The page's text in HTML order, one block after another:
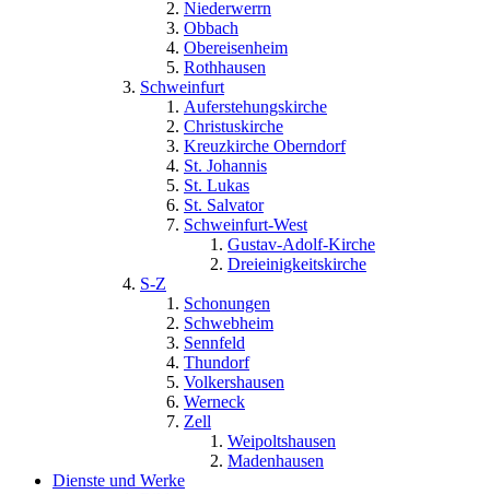
Niederwerrn
Obbach
Obereisenheim
Rothhausen
Schweinfurt
Auferstehungskirche
Christuskirche
Kreuzkirche Oberndorf
St. Johannis
St. Lukas
St. Salvator
Schweinfurt-West
Gustav-Adolf-Kirche
Dreieinigkeitskirche
S-Z
Schonungen
Schwebheim
Sennfeld
Thundorf
Volkershausen
Werneck
Zell
Weipoltshausen
Madenhausen
Dienste und Werke